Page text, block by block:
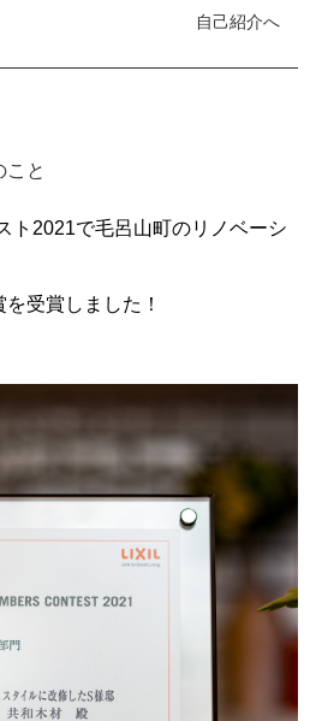
自己紹介へ
こと
ト2021で毛呂山町のリノベーシ
受賞しました！